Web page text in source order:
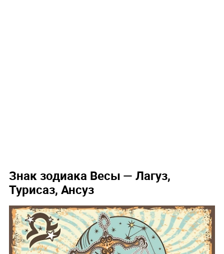
Знак зодиака Весы — Лагуз,
Турисаз, Ансуз